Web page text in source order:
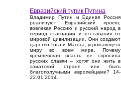
Евразийский тупик Путина
Владимир Путин и Единая Россия
реализуют Евразийский проект,
вовлекая Россию и русский народ в
период стагнации и отставания от
мировой цивилизации. Они создают
царство Гога и Магога, угрожающего
миру во всем мире. Почему
кремлевская власть не спросила
русских славян – хотят они жить в
азиатской стране или быть
благополучными европейцами? 14-
22.01.2014.